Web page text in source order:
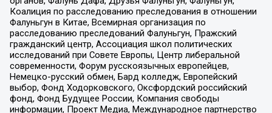
Коалиция по расследованию преследования в отношении
Фалуньгун в Китае, Всемирная организация по
расследованию преследований Фалуньгун, Пражский
гражданский центр, Ассоциация школ политических
исследований при Совете Европы, Центр либеральной
современности, Форум русскоязычных европейцев,
Немецко-русский обмен, Бард колледж, Европейский
выбор, Фонд Ходорковского, Оксфордский российский
фонд, Фонд Будущее России, Компания свободы
информации, Проект Медиа, Международное партнерство